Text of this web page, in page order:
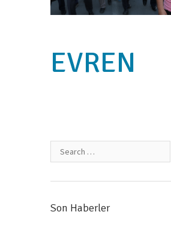
EVREN
Son Haberler